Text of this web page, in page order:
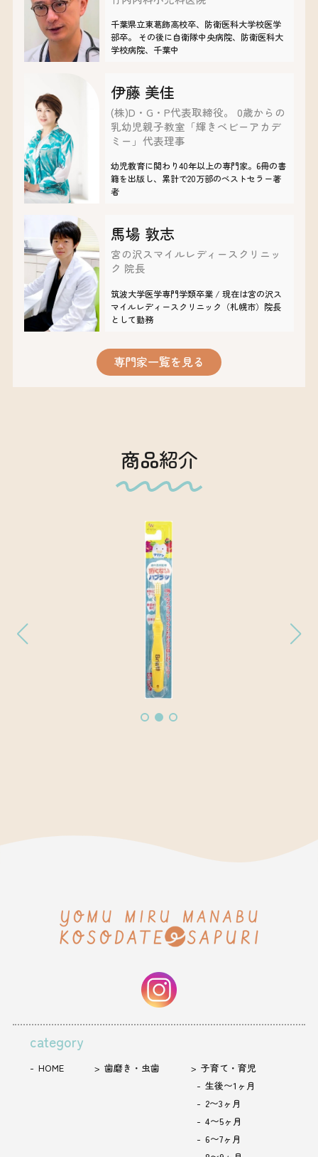
千葉県立東葛飾高校卒、防衛医科大学校医学
部卒。 その後に自衛隊中央病院、防衛医科大
学校病院、千葉中
伊藤 美佳
(株)D・G・P代表取締役。 0歳からの
乳幼児親子教室「輝きベビーアカデ
ミー」代表理事
​​幼児教育に関わり40年以上の専門家。6冊の書
籍を出版し、累計で20万部のベストセラー著
者
馬場 敦志
宮の沢スマイルレディースクリニッ
ク 院長
筑波大学医学専門学類卒業 / 現在は宮の沢ス
マイルレディースクリニック（札幌市）院長
として勤務
専門家一覧を見る
商品紹介
category
HOME 歯磨き・虫歯
子育て・育児
生後〜1ヶ月
2〜3ヶ月
4〜5ヶ月
6〜7ヶ月